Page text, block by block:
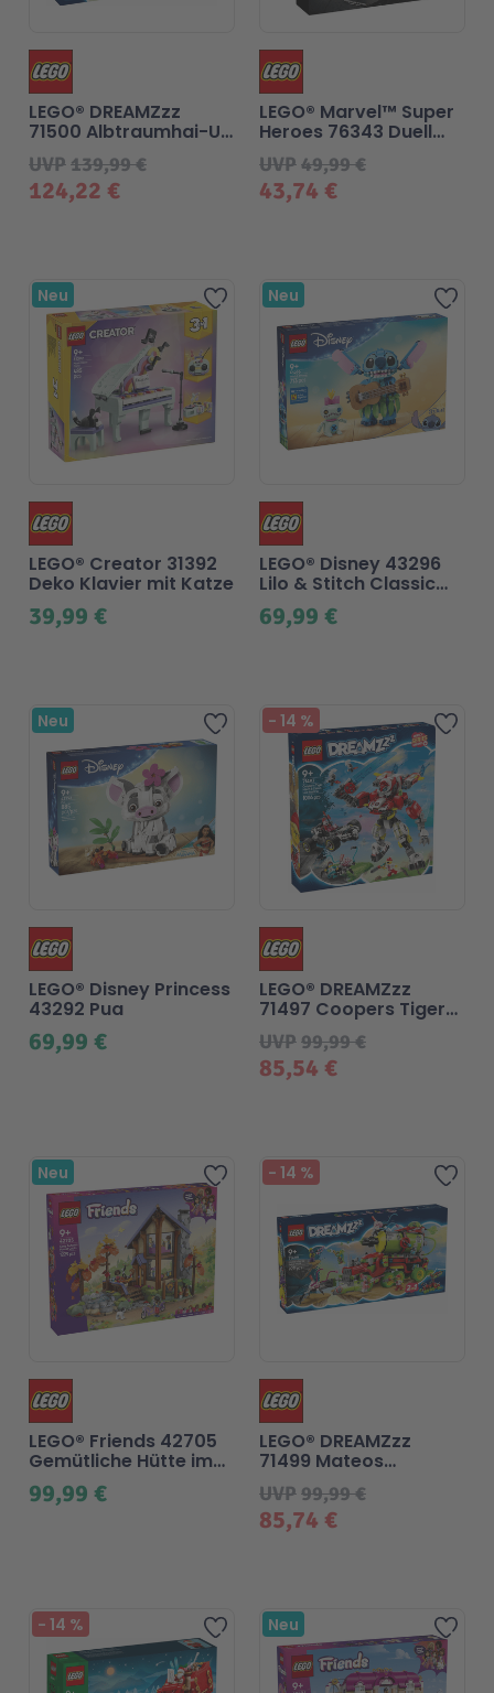
124,22 €
UVP139,99 €
LEGO® DREAMZzz
71500 Albtraumhai-U-
Boot
43,74 €
UVP49,99 €
LEGO® Marvel™ Super
Heroes 76343 Duell
der Giganten:
Hulkbuster vs. Hulk
Zur Wunschliste
Neu
39,99 €
LEGO® Creator 31392
Deko Klavier mit Katze
Neu
69,99 €
LEGO® Disney 43296
Lilo & Stitch Classic
Stitch und Scrump
Zur Wunschliste
Neu
69,99 €
LEGO® Disney Princess
43292 Pua
- 14 %
85,54 €
UVP99,99 €
LEGO® DREAMZzz
71497 Coopers Tiger-
Mech und Zero's Hot
Rod Auto
Zur Wunschliste
Neu
99,99 €
LEGO® Friends 42705
Gemütliche Hütte im
Herbstwald
- 14 %
85,74 €
UVP99,99 €
LEGO® DREAMZzz
71499 Mateos
Sprühdosen-Truck
Zur Wunschliste
- 14 % Neu